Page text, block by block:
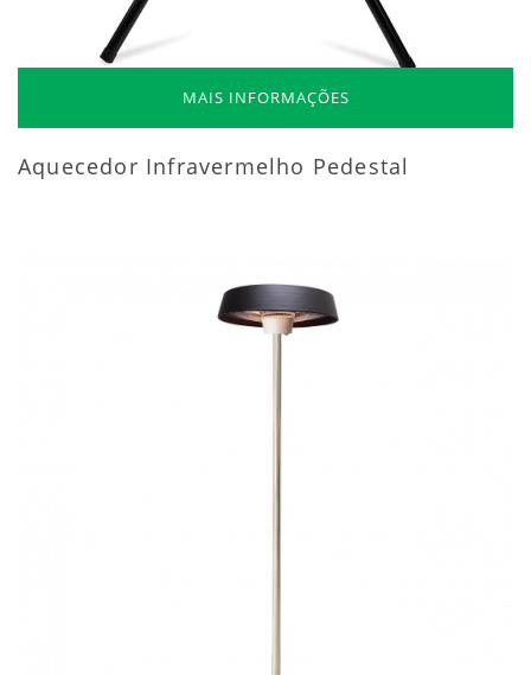
MAIS INFORMAÇÕES
Aquecedor Infravermelho Pedestal